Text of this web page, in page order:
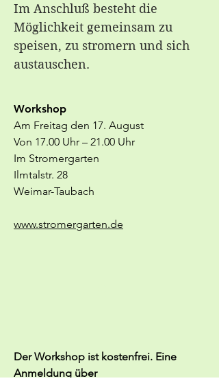
Im Anschluß besteht die
Möglichkeit gemeinsam zu
speisen, zu stromern und sich
austauschen.
Workshop
Am Freitag den 17. August
Von 17.00 Uhr – 21.00 Uhr
Im Stromergarten
Ilmtalstr. 28
Weimar-Taubach
www.stromergarten.de
Der Workshop ist kostenfrei. Eine
Anmeldung über